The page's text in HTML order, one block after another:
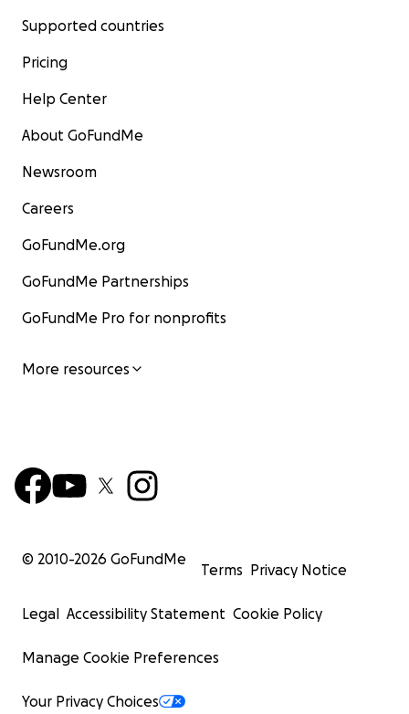
Supported countries
Pricing
Help Center
About GoFundMe
Newsroom
Careers
GoFundMe.org
GoFundMe Partnerships
GoFundMe Pro for nonprofits
More resources
© 2010-2026 GoFundMe
Terms Privacy Notice
Legal Accessibility Statement Cookie Policy
Manage Cookie Preferences
Your Privacy Choices